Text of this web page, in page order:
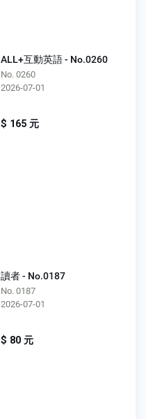
ALL+互動英語 - No.0260
No. 0260
2026-07-01
$ 165 元
讀者 - No.0187
No. 0187
2026-07-01
$ 80 元